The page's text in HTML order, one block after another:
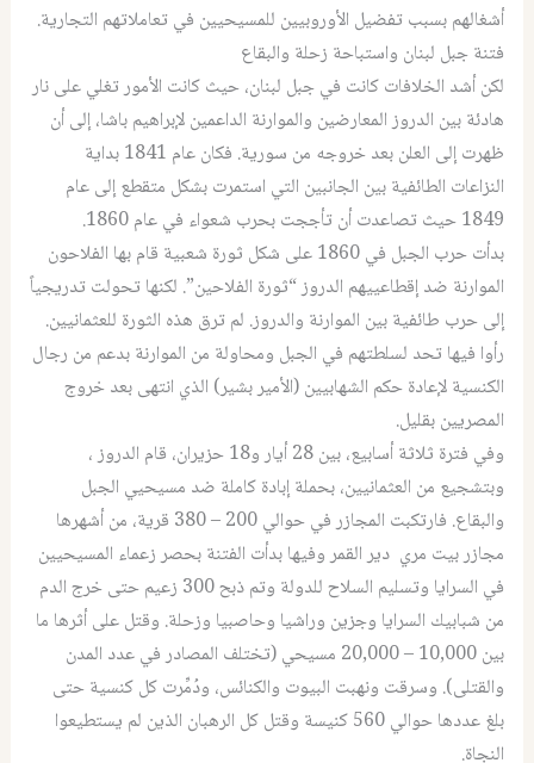
أشغالهم بسبب تفضيل الأوروبيين للمسيحيين في تعاملاتهم التجارية.
فتنة جبل لبنان واستباحة زحلة والبقاع
لكن أشد الخلافات كانت في جبل لبنان، حيث كانت الأمور تغلي على نار
هادئة بين الدروز المعارضين والموارنة الداعمين لإبراهيم باشا، إلى أن
ظهرت إلى العلن بعد خروجه من سورية. فكان عام 1841 بداية
النزاعات الطائفية بين الجانبين التي استمرت بشكل متقطع إلى عام
1849 حيث تصاعدت أن تأججت بحرب شعواء في عام 1860.
بدأت حرب الجبل في 1860 على شكل ثورة شعبية قام بها الفلاحون
الموارنة ضد إقطاعييهم الدروز “ثورة الفلاحين”. لكنها تحولت تدريجياً
إلى حرب طائفية بين الموارنة والدروز. لم ترق هذه الثورة للعثمانيين.
رأوا فيها تحد لسلطتهم في الجبل ومحاولة من الموارنة بدعم من رجال
الكنسية لإعادة حكم الشهابيين (الأمير بشير) الذي انتهى بعد خروج
المصريين بقليل.
وفي فترة ثلاثة أسابيع، بين 28 أيار و18 حزيران، قام الدروز ،
وبتشجيع من العثمانيين، بحملة إبادة كاملة ضد مسيحيي الجبل
والبقاع. فارتكبت المجازر في حوالي 200 – 380 قرية، من أشهرها
مجازر بيت مري دير القمر وفيها بدأت الفتنة بحصر زعماء المسيحيين
في السرايا وتسليم السلاح للدولة وتم ذبح 300 زعيم حتى خرج الدم
من شبابيك السرايا وجزين وراشيا وحاصبيا وزحلة. وقتل على أثرها ما
بين 10,000 – 20,000 مسيحي (تختلف المصادر في عدد المدن
والقتلى). وسرقت ونهبت البيوت والكنائس، ودُمِّرت كل كنسية حتى
بلغ عددها حوالي 560 كنيسة وقتل كل الرهبان الذين لم يستطيعوا
النجاة.